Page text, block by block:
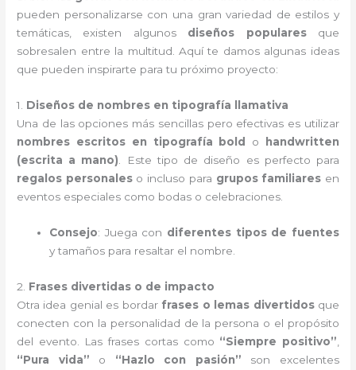
pueden personalizarse con una gran variedad de estilos y
temáticas, existen algunos diseños popularesque
sobresalen entre la multitud. Aquí te damos algunas ideas
que pueden inspirarte para tu próximo proyecto:
1. Diseños de nombres en tipografía llamativa
Una de las opciones más sencillas pero efectivas es utilizar
nombres escritos en tipografía bold
o
handwritten
(escrita a mano) . Este tipo de diseño es perfecto para
regalos personaleso incluso para grupos familiares en
eventos especiales como bodas o celebraciones.
Consejo: Juega con diferentes tipos de fuentes
y tamaños para resaltar el nombre.
2. Frases divertidas o de impacto
Otra idea genial es bordar frases o lemas divertidosque
conecten con la personalidad de la persona o el propósito
del evento. Las frases cortas como “Siempre positivo”
“Pura vida” o “Hazlo con pasión” son excelentes